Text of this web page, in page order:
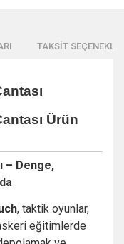
TAKSİT
Ürün
– Denge,
, taktik oyunlar,
eğitimlerde